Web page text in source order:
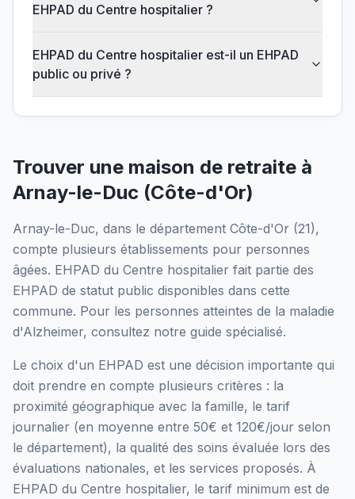
EHPAD du Centre hospitalier ?
EHPAD du Centre hospitalier est-il un EHPAD
public ou privé ?
Trouver une maison de retraite à
Arnay-le-Duc (Côte-d'Or)
Arnay-le-Duc, dans le département Côte-d'Or (21),
compte plusieurs établissements pour personnes
âgées. EHPAD du Centre hospitalier fait partie des
EHPAD de statut public disponibles dans cette
commune. Pour les personnes atteintes de la maladie
d'Alzheimer, consultez notre guide spécialisé.
Le choix d'un EHPAD est une décision importante qui
doit prendre en compte plusieurs critères : la
proximité géographique avec la famille, le tarif
journalier (en moyenne entre 50€ et 120€/jour selon
le département), la qualité des soins évaluée lors des
évaluations nationales, et les services proposés. À
EHPAD du Centre hospitalier, le tarif minimum est de